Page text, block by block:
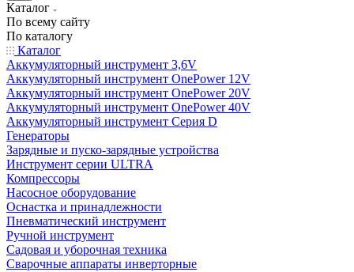
Каталог
По всему сайту
По каталогу
Каталог
Аккумуляторный инструмент 3,6V
Аккумуляторный инструмент OnePower 12V
Аккумуляторный инструмент OnePower 20V
Аккумуляторный инструмент OnePower 40V
Аккумуляторный инструмент Серия D
Генераторы
Зарядные и пуско-зарядные устройства
Инструмент серии ULTRA
Компрессоры
Насосное оборудование
Оснастка и принадлежности
Пневматический инструмент
Ручной инструмент
Садовая и уборочная техника
Сварочные аппараты инверторные